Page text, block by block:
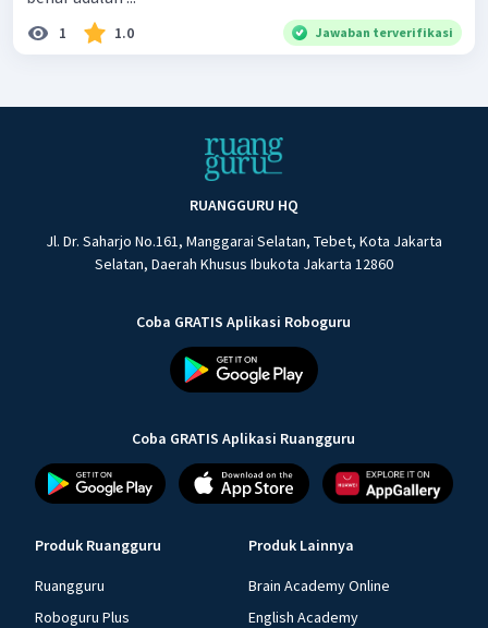
1 1.0 Jawaban terverifikasi
RUANGGURU HQ
Jl. Dr. Saharjo No.161, Manggarai Selatan, Tebet, Kota Jakarta
Selatan, Daerah Khusus Ibukota Jakarta 12860
Coba GRATIS Aplikasi Roboguru
Coba GRATIS Aplikasi Ruangguru
Produk Ruangguru
Ruangguru
Roboguru Plus
Produk Lainnya
Brain Academy Online
English Academy